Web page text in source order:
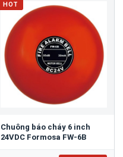
HOT
Chuông báo cháy 6 inch
24VDC Formosa FW-6B